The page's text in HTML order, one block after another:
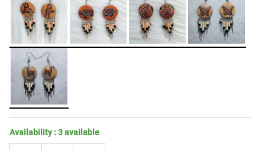
Availability :3available